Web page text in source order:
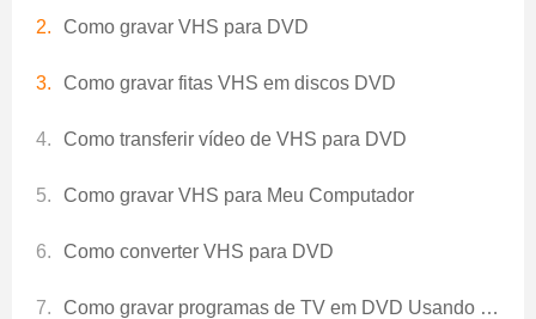
Como gravar VHS para DVD
Como gravar fitas VHS em discos DVD
Como transferir vídeo de VHS para DVD
Como gravar VHS para Meu Computador
Como converter VHS para DVD
Como gravar programas de TV em DVD Usando um PVR